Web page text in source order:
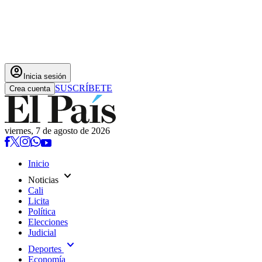
account_circle Inicia sesión
Crea cuenta SUSCRÍBETE
viernes, 7 de agosto de 2026
Inicio
Noticias expand_more
Cali
Licita
Política
Elecciones
Judicial
Deportes expand_more
Economía